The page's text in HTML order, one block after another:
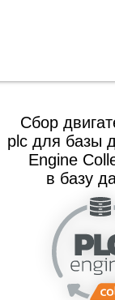
Сбор
plc для базы
Engine
в базу